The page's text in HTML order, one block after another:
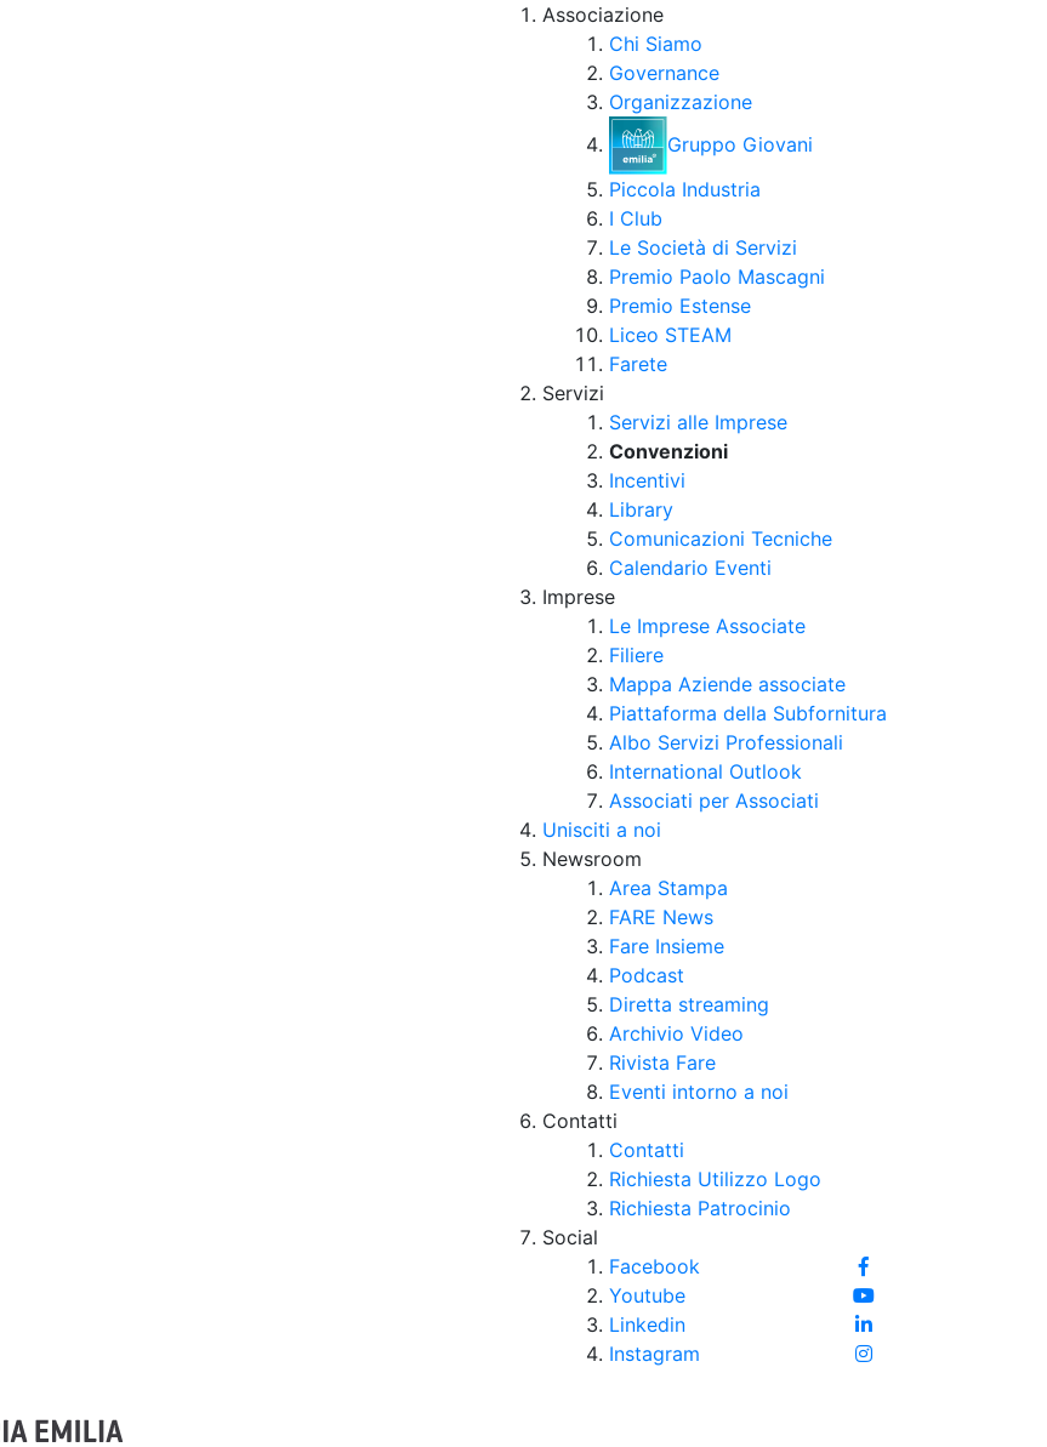
Associazione
Chi Siamo
Governance
Organizzazione
Gruppo Giovani
Piccola Industria
I Club
Le Società di Servizi
Premio Paolo Mascagni
Premio Estense
Liceo STEAM
Farete
Servizi
Servizi alle Imprese
Convenzioni
Incentivi
Library
Comunicazioni Tecniche
Calendario Eventi
Imprese
Le Imprese Associate
Filiere
Mappa Aziende associate
Piattaforma della Subfornitura
Albo Servizi Professionali
International Outlook
Associati per Associati
Unisciti a noi
Newsroom
Area Stampa
FARE News
Fare Insieme
Podcast
Diretta streaming
Archivio Video
Rivista Fare
Eventi intorno a noi
Contatti
Contatti
Richiesta Utilizzo Logo
Richiesta Patrocinio
Social
Facebook
Youtube
Linkedin
Instagram